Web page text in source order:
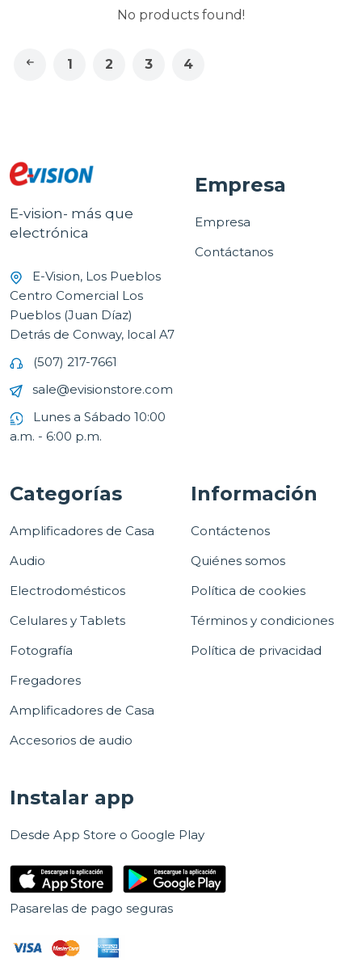
No products found!
1 2 3 4
E-vision- más que
electrónica
E-Vision, Los Pueblos
Centro Comercial Los
Pueblos (Juan Díaz)
Detrás de Conway, local A7
(507) 217-7661
sale@evisionstore.com
Lunes a Sábado 10:00
a.m. - 6:00 p.m.
Empresa
Empresa
Contáctanos
Categorías
Amplificadores de Casa
Audio
Electrodomésticos
Celulares y Tablets
Fotografía
Fregadores
Amplificadores de Casa
Accesorios de audio
Información
Contáctenos
Quiénes somos
Política de cookies
Términos y condiciones
Política de privacidad
Instalar app
Desde App Store o Google Play
Pasarelas de pago seguras